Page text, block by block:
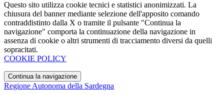
Questo sito utilizza cookie tecnici e statistici anonimizzati. La
chiusura del banner mediante selezione dell'apposito comando
contraddistinto dalla X o tramite il pulsante "Continua la
navigazione" comporta la continuazione della navigazione in
assenza di cookie o altri strumenti di tracciamento diversi da quelli
sopracitati.
COOKIE POLICY
Continua la navigazione
Regione Autonoma della Sardegna